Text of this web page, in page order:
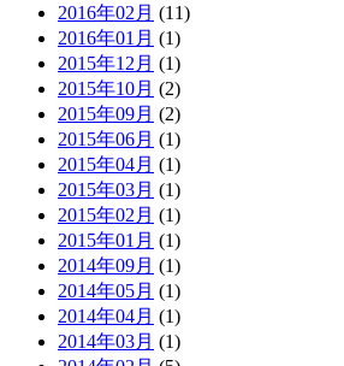
2016年02月 (11)
2016年01月 (1)
2015年12月 (1)
2015年10月 (2)
2015年09月 (2)
2015年06月 (1)
2015年04月 (1)
2015年03月 (1)
2015年02月 (1)
2015年01月 (1)
2014年09月 (1)
2014年05月 (1)
2014年04月 (1)
2014年03月 (1)